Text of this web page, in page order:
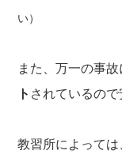
い）
また、万一の事故
ト されているので
教習所によって